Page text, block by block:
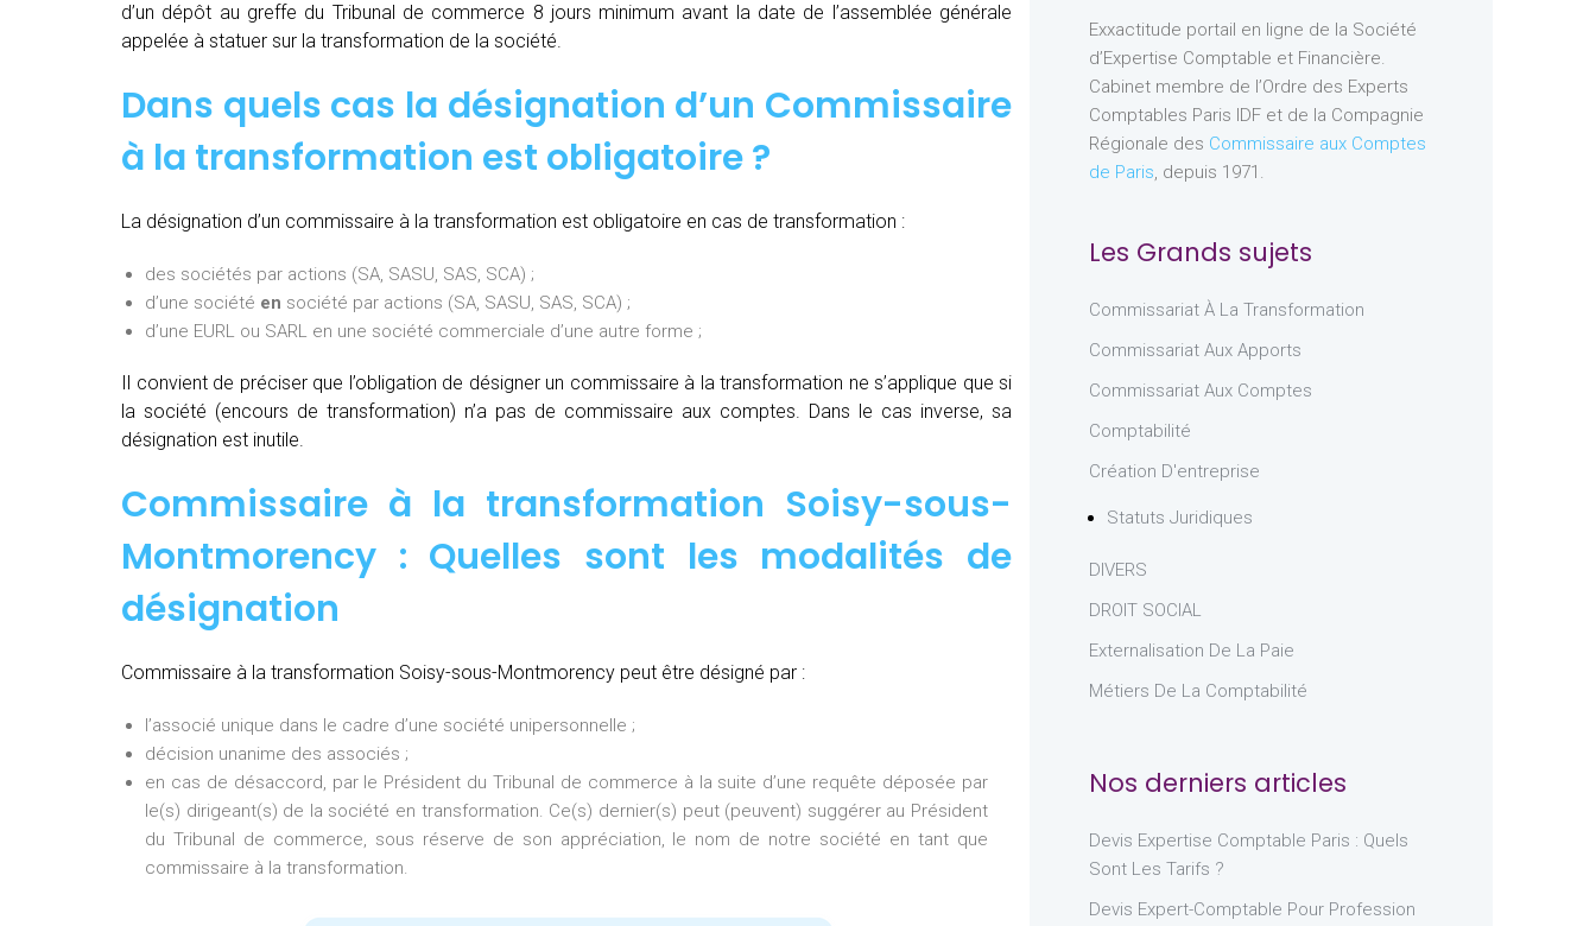
d’un dépôt au greffe du Tribunal de commerce 8 jours minimum avant la date de l’assemblée générale
appelée à statuer sur la transformation de la société.
Dans quels cas la désignation d’un Commissaire
à la transformation est obligatoire ?
La désignation d’un commissaire à la transformation est obligatoire en cas de transformation :
des sociétés par actions (SA, SASU, SAS, SCA) ;
d’une société en société par actions (SA, SASU, SAS, SCA) ;
d’une EURL ou SARL en une société commerciale d’une autre forme ;
Il convient de préciser que l’obligation de désigner un commissaire à la transformation ne s’applique que si
la société (encours de transformation) n’a pas de commissaire aux comptes. Dans le cas inverse, sa
désignation est inutile.
Commissaire à la transformation Soisy-sous-
Montmorency : Quelles sont les modalités de
désignation
Commissaire à la transformation Soisy-sous-Montmorency peut être désigné par :
l’associé unique dans le cadre d’une société unipersonnelle ;
décision unanime des associés ;
en cas de désaccord, par le Président du Tribunal de commerce à la suite d’une requête déposée par
le(s) dirigeant(s) de la société en transformation. Ce(s) dernier(s) peut (peuvent) suggérer au Président
du Tribunal de commerce, sous réserve de son appréciation, le nom de notre société en tant que
commissaire à la transformation.
Exxactitude portail en ligne de la Société
d’Expertise Comptable et Financière.
Cabinet membre de l’Ordre des Experts
Comptables Paris IDF et de la Compagnie
Régionale des Commissaire aux Comptes
de Paris, depuis 1971.
Les Grands sujets
Commissariat À La Transformation
Commissariat Aux Apports
Commissariat Aux Comptes
Comptabilité
Création D'entreprise
Statuts Juridiques
DIVERS
DROIT SOCIAL
Externalisation De La Paie
Métiers De La Comptabilité
Nos derniers articles
Devis Expertise Comptable Paris : Quels
Sont Les Tarifs ?
Devis Expert-Comptable Pour Profession